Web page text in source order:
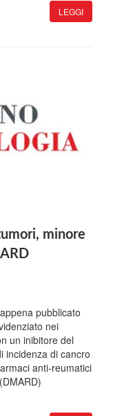
LEGGI
minore
pubblicato
nei
un inibitore del
incidenza di cancro
anti-reumatici